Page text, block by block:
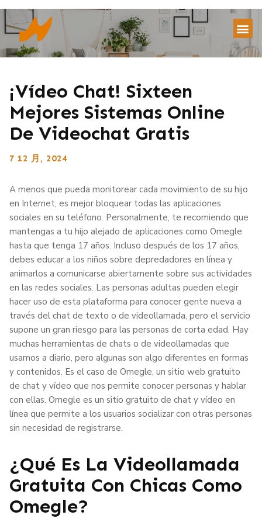
¡vídeo Chat! Sixteen
Mejores Sistemas Online
De Videochat Gratis
7 12 月, 2024
A menos que pueda monitorear cada movimiento de su hijo
en Internet, es mejor bloquear todas las aplicaciones
sociales en su teléfono. Personalmente, te recomiendo que
mantengas a tu hijo alejado de aplicaciones como Omegle
hasta que tenga 17 años. Incluso después de los 17 años,
debes educar a los niños sobre depredadores en línea y
animarlos a comunicarse abiertamente sobre sus actividades
en las redes sociales. Las personas adultas pueden elegir
hacer uso de esta plataforma para conocer gente nueva a
través del chat de texto o de videollamada, pero el servicio
supone un gran riesgo para las personas de corta edad. Hay
muchas herramientas de chats o de videollamadas que
usamos a diario, pero algunas son algo diferentes en formas
y contenidos. Es el caso de Omegle, un sitio web gratuito
de chat y vídeo que nos permite conocer personas y hablar
con ellas. Omegle es un sitio gratuito de chat y vídeo en
línea que permite a los usuarios socializar con otras personas
sin necesidad de registrarse.
¿Qué Es La Videollamada
Gratuita Con Chicas Como
Omegle?